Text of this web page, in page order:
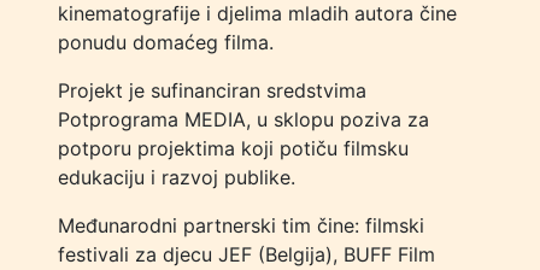
kinematografije i djelima mladih autora čine
ponudu domaćeg filma.
Projekt je sufinanciran sredstvima
Potprograma MEDIA, u sklopu poziva za
potporu projektima koji potiču filmsku
edukaciju i razvoj publike.
Međunarodni partnerski tim čine: filmski
festivali za djecu JEF (Belgija), BUFF Film